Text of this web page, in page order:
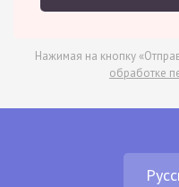
Нажимая на кнопку
обработке